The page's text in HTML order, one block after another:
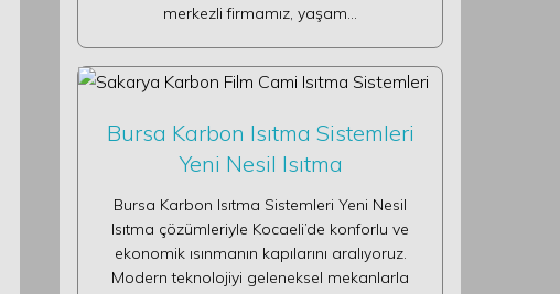
merkezli firmamız, yaşam…
Bursa Karbon Isıtma Sistemleri
Yeni Nesil Isıtma
Bursa Karbon Isıtma Sistemleri Yeni Nesil
Isıtma çözümleriyle Kocaeli’de konforlu ve
ekonomik ısınmanın kapılarını aralıyoruz.
Modern teknolojiyi geleneksel mekanlarla